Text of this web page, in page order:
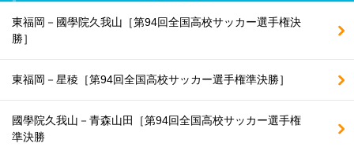
東福岡－國學院久我山［第94回全国高校サッカー選手権決
勝］
東福岡－星稜［第94回全国高校サッカー選手権準決勝］
國學院久我山－青森山田［第94回全国高校サッカー選手権
準決勝